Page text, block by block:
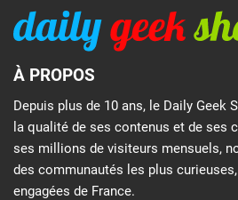
À PROPOS
Depuis plus de 10 ans, le Daily Geek
la qualité de ses contenus et de ses
ses millions de visiteurs mensuels,
des communautés les plus
engagées de France.